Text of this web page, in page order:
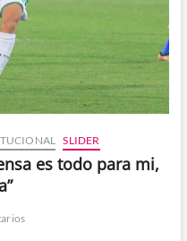
SLIDER
es todo para mi,